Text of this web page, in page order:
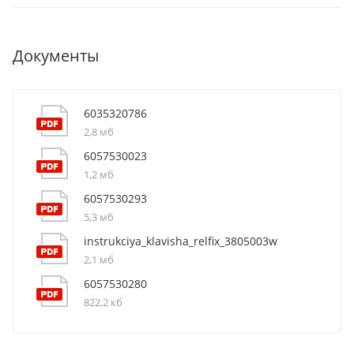
Документы
6035320786
2,8 мб
6057530023
1,2 мб
6057530293
5,3 мб
instrukciya_klavisha_relfix_3805003w
2,1 мб
6057530280
822,2 кб